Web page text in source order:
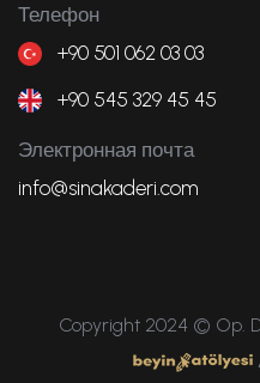
Телефон
+90 501 062 03 03
+90 545 329 45 45
Электронная почта
info@sinakaderi.com
Copyright 2024 © Op.